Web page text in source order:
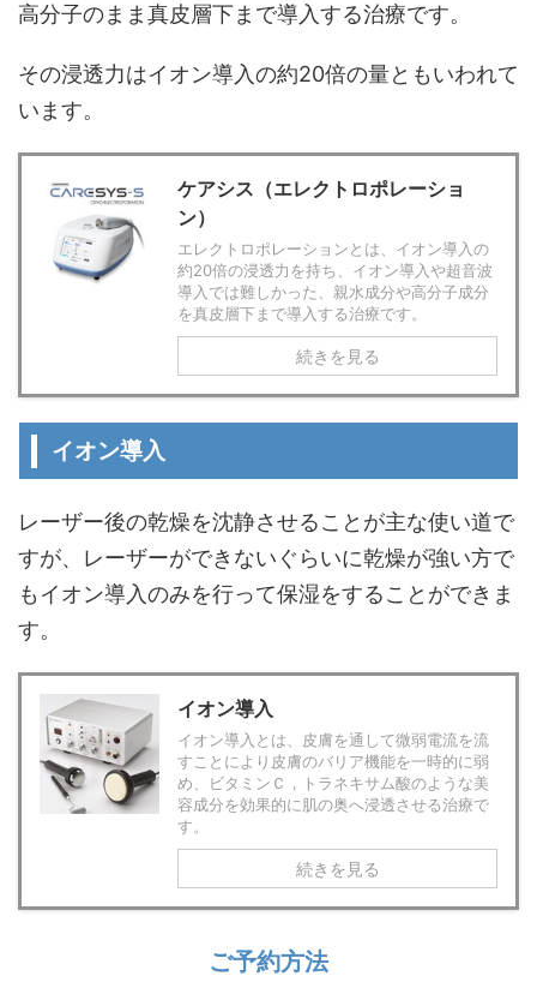
高分子のまま真皮層下まで導入する治療です。
その浸透力はイオン導入の約20倍の量ともいわれて
います。
ケアシス（エレクトロポレーショ
ン）
エレクトロポレーションとは、イオン導入の
約20倍の浸透力を持ち、イオン導入や超音波
導入では難しかった、親水成分や高分子成分
を真皮層下まで導入する治療です。
続きを見る
イオン導入
レーザー後の乾燥を沈静させることが主な使い道で
すが、レーザーができないぐらいに乾燥が強い方で
もイオン導入のみを行って保湿をすることができま
す。
イオン導入
イオン導入とは、皮膚を通して微弱電流を流
すことにより皮膚のバリア機能を一時的に弱
め、ビタミンＣ，トラネキサム酸のような美
容成分を効果的に肌の奥へ浸透させる治療で
す。
続きを見る
ご予約方法